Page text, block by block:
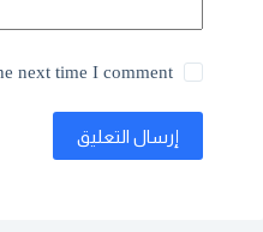
next time I comment.
إرسال التعليق